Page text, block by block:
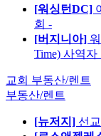
[워싱턴DC]
회 -
[버지니아]
Time) 사역자
교회 부동산/렌트
부동산/렌트
[뉴저지] 선